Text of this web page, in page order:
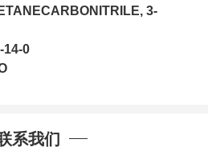
3-
14-0
单位先发货和
系我们